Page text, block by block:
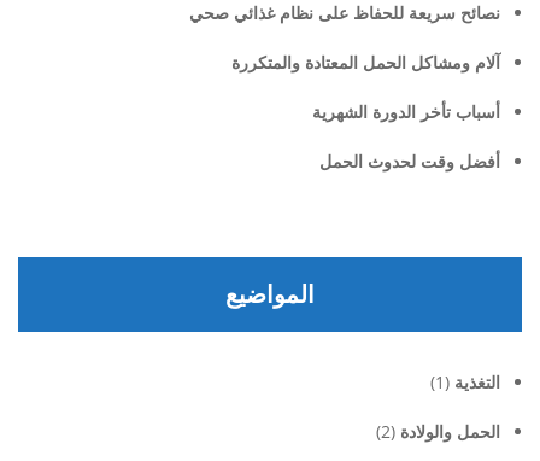
نصائح سريعة للحفاظ على نظام غذائي صحي
آلام ومشاكل الحمل المعتادة والمتكررة
أسباب تأخر الدورة الشهرية
أفضل وقت لحدوث الحمل
المواضيع
التغذية (1)
الحمل والولادة (2)